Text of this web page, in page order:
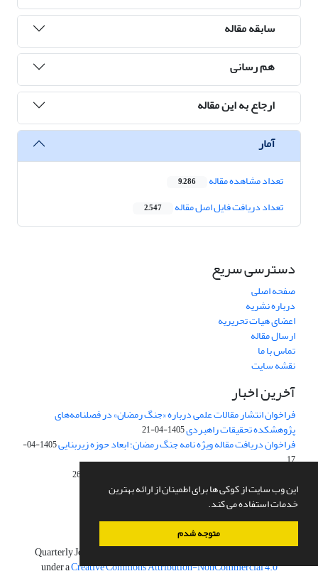
این وب سایت از کوکی ها برای اطمینان از ارائه بهترین
خدمات استفاده می کند.
متوجه شدم
سابقه مقاله
هم رسانی
ارجاع به این مقاله
آمار
تعداد مشاهده مقاله 9,286
تعداد دریافت فایل اصل مقاله 2,547
دسترسی سریع
صفحه اصلی
درباره نشریه
اعضای هیات تحریریه
ارسال مقاله
تماس با ما
نقشه سایت
آخرین اخبار
فراخوان انتشار مقالات علمی درباره «جنگ رمضان» در فصلنامه‌های
پژوهشکده تحقیقات راهبردی1405-04-21
فراخوان دریافت مقاله ویژه نامه جنگ رمضان؛ ابعاد حوزه زیربنایی
1405-04-
17
سیاست‌های کلی نظام1403-02-23
آئین‌نامه جدید نشریات علمی کشور
Quarterly Journal of The Macro and Strategic Policies is licensed
under aCreative Commons Attribution-NonCommercial 4.0